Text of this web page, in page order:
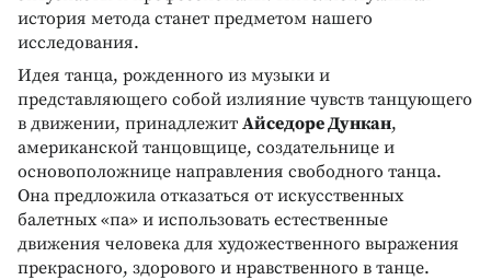
история метода станет предметом нашего
исследования.
Идея танца, рожденного из музыки и
представляющего собой излияние чувств танцующего
в движении, принадлежит Айседоре Дункан,
американской танцовщице, создательнице и
основоположнице направления свободного танца.
Она предложила отказаться от искусственных
балетных «па» и использовать естественные
движения человека для художественного выражения
прекрасного, здорового и нравственного в танце.